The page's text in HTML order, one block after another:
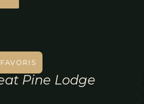
FAVORIS
Pine Lodge